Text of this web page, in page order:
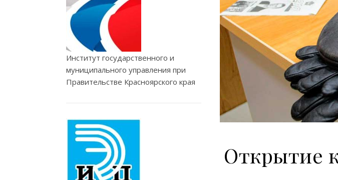
Институт государственного и
муниципального управления при
Правительстве Красноярского края
Открытие